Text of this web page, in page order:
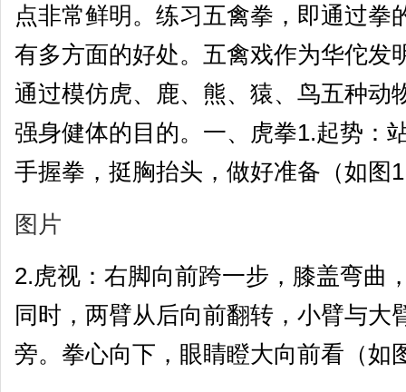
点非常鲜明。练习五禽拳，即通过拳
有多方面的好处。五禽戏作为华佗发
通过模仿虎、鹿、熊、猿、鸟五种动
强身健体的目的。一、虎拳1.起势：
手握拳，挺胸抬头，做好准备（如图
图片
2.虎视：右脚向前跨一步，膝盖弯曲
同时，两臂从后向前翻转，小臂与大
旁。拳心向下，眼睛瞪大向前看（如